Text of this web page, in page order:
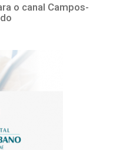
o canal Campos-